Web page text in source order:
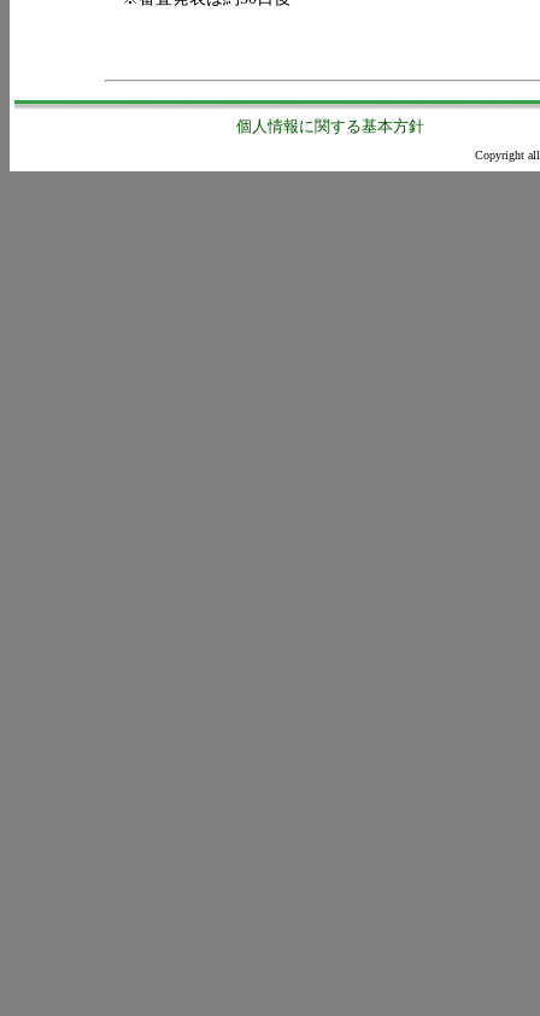
個人情報に関する基本方針
Copyright all